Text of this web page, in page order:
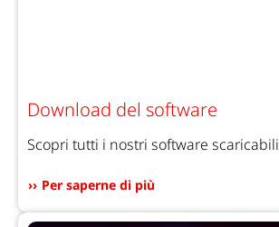
Download del software
Scopri tutti i nostri software scaricabili
Per saperne di più